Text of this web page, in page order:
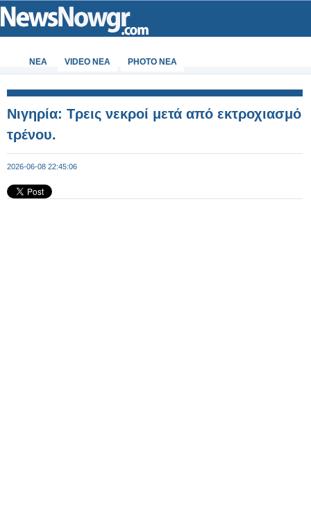
ΝΕΑ VIDEO NEA PHOTO NEA
Νιγηρία: Τρεις νεκροί μετά από εκτροχιασμό
τρένου.
2026-06-08 22:45:06